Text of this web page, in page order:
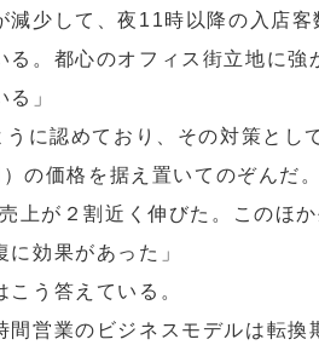
減少して、夜11時以降の入店
。都心のオフィス街立地に強
」
に認めており、その対策とし
の価格を据え置いてのぞんだ。
上が２割近く伸びた。このほ
効果があった」
こう答えている。
間営業のビジネスモデルは転換